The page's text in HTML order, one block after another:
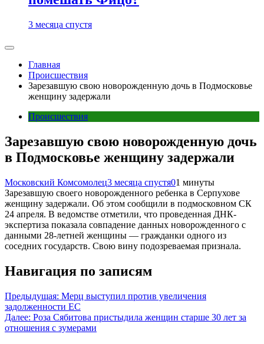
3 месяца спустя
Главная
Происшествия
Зарезавшую свою новорожденную дочь в Подмосковье
женщину задержали
Происшествия
Зарезавшую свою новорожденную дочь
в Подмосковье женщину задержали
Московский Комсомолец3 месяца спустя01 минуты
Зарезавшую своего новорожденного ребенка в Серпухове
женщину задержали. Об этом сообщили в подмосковном СК
24 апреля. В ведомстве отметили, что проведенная ДНК-
экспертиза показала совпадение данных новорожденного с
данными 28-летней женщины — гражданки одного из
соседних государств. Свою вину подозреваемая признала.
Навигация по записям
Предыдущая: Мерц выступил против увеличения
задолженности ЕС
Далее: Роза Сябитова пристыдила женщин старше 30 лет за
отношения с зумерами